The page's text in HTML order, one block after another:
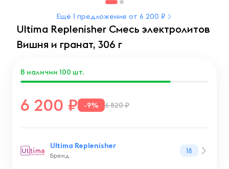
Ещё 1 предложение от 6 200 ₽
Ultima Replenisher Смесь электролитов
Вишня и гранат, 306 г
6 200 -9% 6 820 ₽
В наличии 100 шт.
Ultima Replenisher
Бренд
18